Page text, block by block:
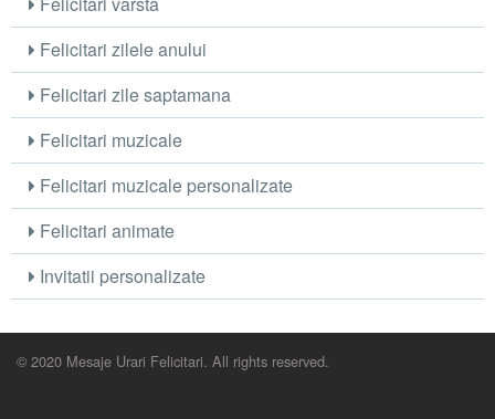
Felicitari zilele anului
Felicitari zile saptamana
Felicitari muzicale
Felicitari muzicale personalizate
Felicitari animate
Invitatii personalizate
© 2020 Mesaje Urari Felicitari. All rights reserved.